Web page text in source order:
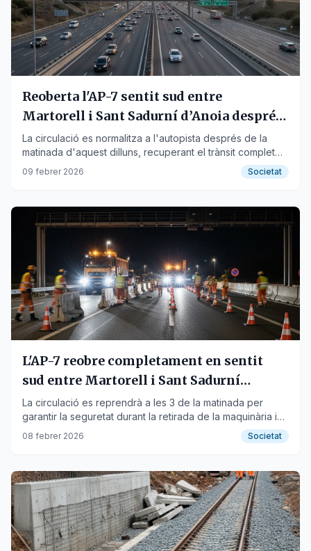
Reoberta l'AP-7 sentit sud entre
Martorell i Sant Sadurní d’Anoia després
de 19 dies
La circulació es normalitza a l'autopista després de la
matinada d'aquest dilluns, recuperant el trànsit complet
en el tram afectat.
09 febrer 2026 Societat
L'AP-7 reobre completament en sentit
sud entre Martorell i Sant Sadurní
aquesta matinada
La circulació es reprendrà a les 3 de la matinada per
garantir la seguretat durant la retirada de la maquinària i
els elements de senyalització.
08 febrer 2026 Societat